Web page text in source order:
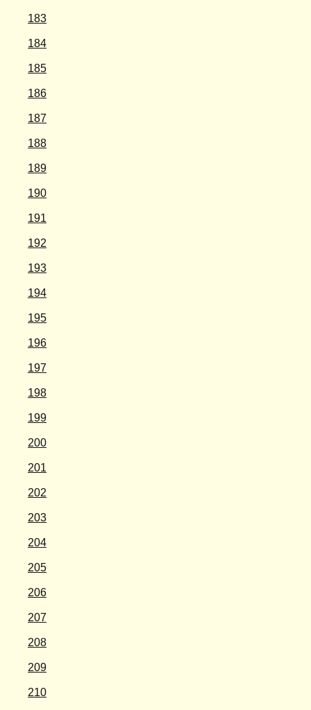
183
184
185
186
187
188
189
190
191
192
193
194
195
196
197
198
199
200
201
202
203
204
205
206
207
208
209
210